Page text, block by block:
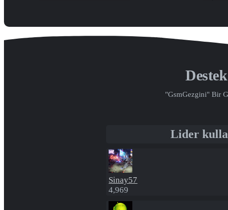
"GsmGezgini" Bir
Lider
Sinay57
4,969